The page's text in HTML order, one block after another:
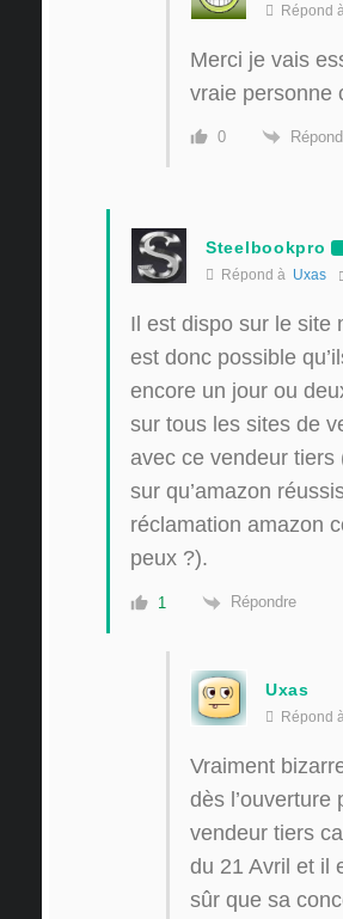
Répond à
Merci je vais
vraie personne
0
Steelbookpro
Répond à Uxas
Il est dispo sur le site
est donc possible
encore un jour ou
sur tous les sites de
avec ce vendeur
sur qu’amazon
réclamation amazon
peux ?).
1 Répondre
Uxas
Répond
Vraiment
dès
vendeur tiers
du 21 Avril et il
sûr que sa